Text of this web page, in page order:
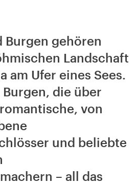
Burgen gehören
Landschaft
am Ufer eines Sees.
die über
von
und beliebte
– all das